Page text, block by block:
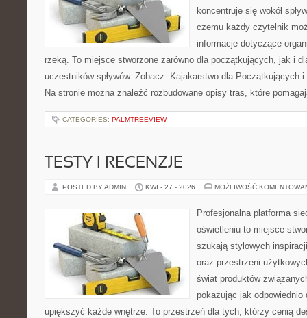
koncentruje się wokół
czemu każdy czytelnik
informacje dotyczące
rzeką. To miejsce stworzone zarówno dla początkujących, jak i
uczestników spływów. Zobacz: Kajakarstwo dla Początkujących
Na stronie można znaleźć rozbudowane opisy tras, które
CATEGORIES: PALMTREEVIEW
TESTY I RECENZJE
POSTED BY ADMIN KWI - 27 - 2026 MOŻLIWOŚĆ
Profesjonalna platforma
oświetleniu to miejsce
szukają stylowych
oraz przestrzeni
świat produktów
pokazując jak odpowiednio
upiększyć każde wnętrze. To przestrzeń dla tych, którzy cenią